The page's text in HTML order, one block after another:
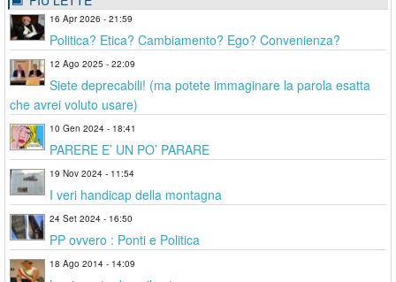
16 Apr 2026 - 21:59
Politica? Etica? Cambiamento? Ego? Convenienza?
12 Ago 2025 - 22:09
Siete deprecabili! (ma potete immaginare la parola esatta
che avrei voluto usare)
10 Gen 2024 - 18:41
PARERE E’ UN PO’ PARARE
19 Nov 2024 - 11:54
I veri handicap della montagna
24 Set 2024 - 16:50
PP ovvero : Ponti e Politica
18 Ago 2014 - 14:09